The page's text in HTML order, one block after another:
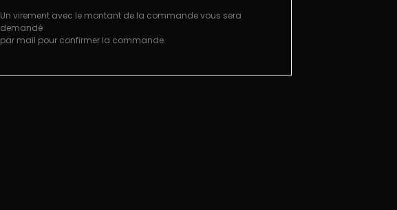
Un virement avec le montant de la commande vous sera
demandé
par mail pour confirmer la commande.